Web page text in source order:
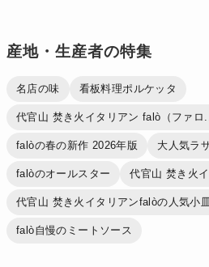
産地・生産者の特集
名店の味 看板料理ポルケッタ
代官山 焚き火イタリアン falò（ファロ...
falòの春の新作 2026年版 大人気ラ
falòのオールスター 代官山 焚き火
代官山 焚き火イタリアンfalòの人気小
falò自慢のミートソース